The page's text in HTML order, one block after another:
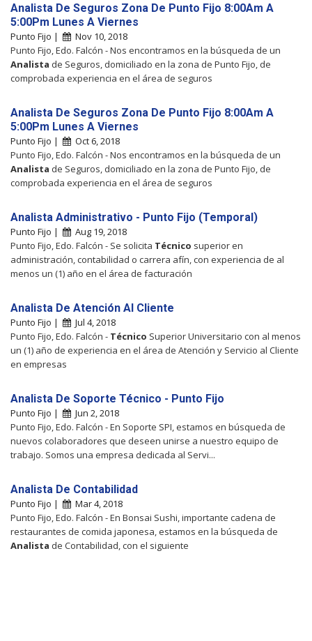
Analista De Seguros Zona De Punto Fijo 8:00Am A
5:00Pm Lunes A Viernes
Punto Fijo |
Nov 10, 2018
Punto Fijo, Edo. Falcón - Nos encontramos en la búsqueda de un
Analista de Seguros, domiciliado en la zona de Punto Fijo, de
comprobada experiencia en el área de seguros
Analista De Seguros Zona De Punto Fijo 8:00Am A
5:00Pm Lunes A Viernes
Punto Fijo |
Oct 6, 2018
Punto Fijo, Edo. Falcón - Nos encontramos en la búsqueda de un
Analista de Seguros, domiciliado en la zona de Punto Fijo, de
comprobada experiencia en el área de seguros
Analista Administrativo - Punto Fijo (Temporal)
Punto Fijo |
Aug 19, 2018
Punto Fijo, Edo. Falcón - Se solicita Técnico superior en
administración, contabilidad o carrera afín, con experiencia de al
menos un (1) año en el área de facturación
Analista De Atención Al Cliente
Punto Fijo |
Jul 4, 2018
Punto Fijo, Edo. Falcón - Técnico Superior Universitario con al menos
un (1) año de experiencia en el área de Atención y Servicio al Cliente
en empresas
Analista De Soporte Técnico - Punto Fijo
Punto Fijo |
Jun 2, 2018
Punto Fijo, Edo. Falcón - En Soporte SPI, estamos en búsqueda de
nuevos colaboradores que deseen unirse a nuestro equipo de
trabajo. Somos una empresa dedicada al Servi...
Analista De Contabilidad
Punto Fijo |
Mar 4, 2018
Punto Fijo, Edo. Falcón - En Bonsai Sushi, importante cadena de
restaurantes de comida japonesa, estamos en la búsqueda de
Analista de Contabilidad, con el siguiente